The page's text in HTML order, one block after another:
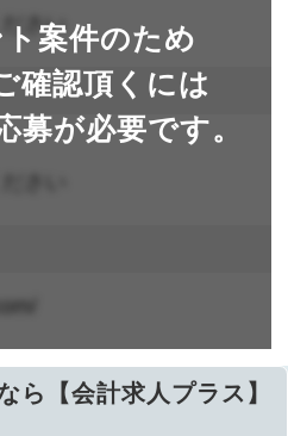
案件のため
確認頂くには
募が必要です。
さい
ら【会計求人プラス】